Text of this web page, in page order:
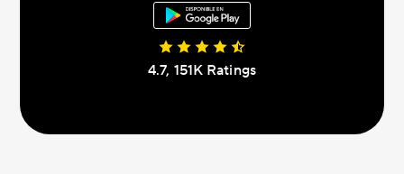
4.7, 151K Ratings